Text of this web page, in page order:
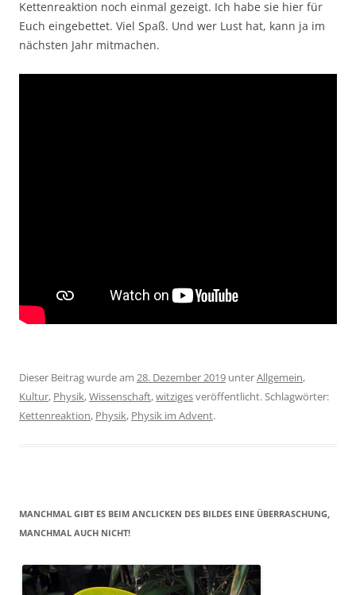
Kettenreaktion noch einmal gezeigt. Ich habe sie hier für
Euch eingebettet. Viel Spaß. Und wer Lust hat, kann ja im
nächsten Jahr mitmachen.
Dieser Beitrag wurde am 28. Dezember 2019 unterAllgemein,
Kultur, Physik,Wissenschaft,witzigesveröffentlicht. Schlagwörter:
Kettenreaktion, Physik, Physik im Advent.
MANCHMAL GIBT ES BEIM ANCLICKEN DES BILDES EINE ÜBERRASCHUNG,
MANCHMAL AUCH NICHT!